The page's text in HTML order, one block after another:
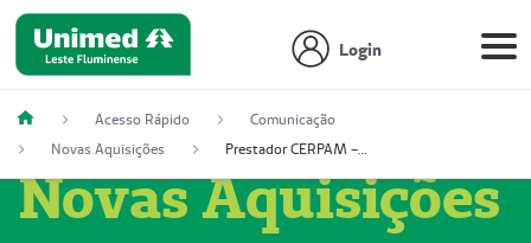
Login
Acesso Rápido
Comunicação
Novas Aquisições
Prestador CERPAM – Centro de Reabilitação S/S Ltda-ME (52004274-8)
Novas Aquisições